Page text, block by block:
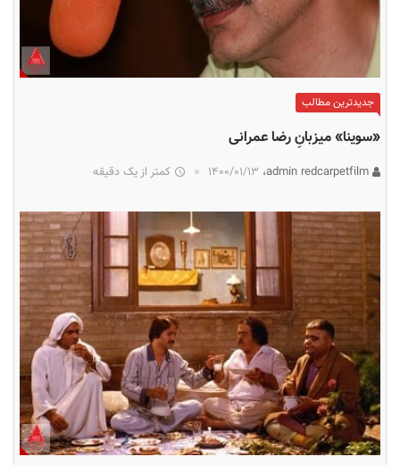
جدیدترین مطالب
«سوینا» میزبانِ رضا عمرانی
۱۴۰۰/۰۱/۱۳ کمتر از یک دقیقه